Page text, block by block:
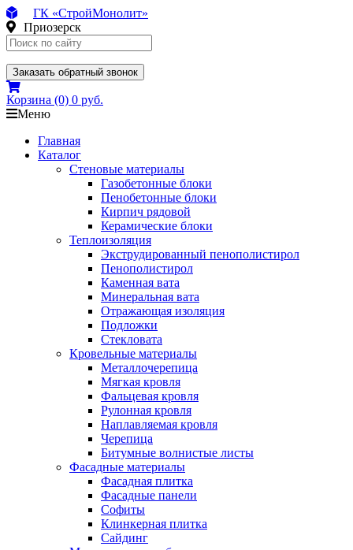
ГК «СтройМонолит»
Приозерск
Заказать обратный звонок
Корзина (0) 0 руб.
Меню
Главная
Каталог
Стеновые материалы
Газобетонные блоки
Пенобетонные блоки
Кирпич рядовой
Керамические блоки
Теплоизоляция
Экструдированный пенополистирол
Пенополистирол
Каменная вата
Минеральная вата
Отражающая изоляция
Подложки
Стекловата
Кровельные материалы
Металлочерепица
Мягкая кровля
Фальцевая кровля
Рулонная кровля
Наплавляемая кровля
Черепица
Битумные волнистые листы
Фасадные материалы
Фасадная плитка
Фасадные панели
Софиты
Клинкерная плитка
Сайдинг